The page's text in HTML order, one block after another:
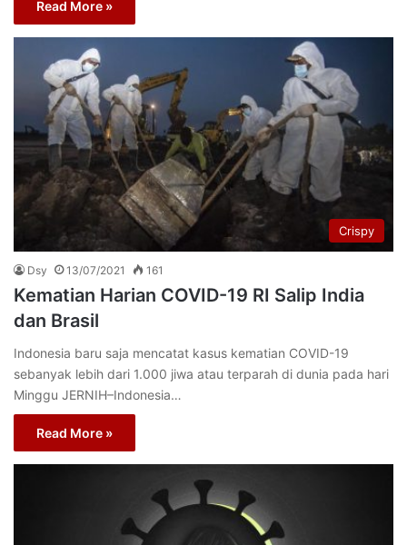
Read More »
Crispy
Dsy 13/07/2021 161
Kematian Harian COVID-19 RI Salip India
dan Brasil
Indonesia baru saja mencatat kasus kematian COVID-19
sebanyak lebih dari 1.000 jiwa atau terparah di dunia pada hari
Minggu JERNIH–Indonesia…
Read More »